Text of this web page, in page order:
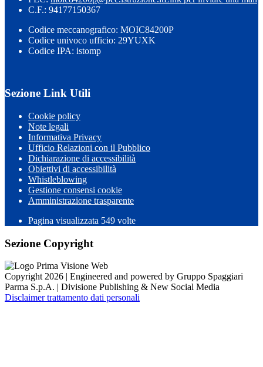
C.F.: 94177150367
Codice meccanografico: MOIC84200P
Codice univoco ufficio: 29YUXK
Codice IPA: istomp
Sezione Link Utili
Cookie policy
Note legali
Informativa Privacy
Ufficio Relazioni con il Pubblico
Dichiarazione di accessibilità
Obiettivi di accessibilità
Whistleblowing
Gestione consensi cookie
Amministrazione trasparente
Pagina visualizzata 549 volte
Sezione Copyright
Copyright 2026 | Engineered and powered by Gruppo Spaggiari
Parma S.p.A. | Divisione Publishing & New Social Media
Disclaimer trattamento dati personali